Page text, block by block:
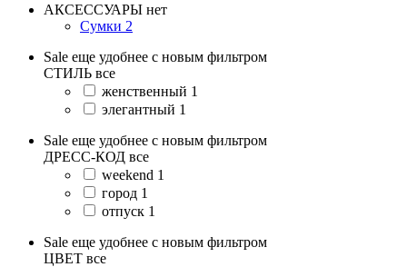
АКСЕССУАРЫ нет
Сумки 2
Sale еще удобнее с новым фильтром
СТИЛЬ все
женственный 1
элегантный 1
Sale еще удобнее с новым фильтром
ДРЕСС-КОД все
weekend 1
город 1
отпуск 1
Sale еще удобнее с новым фильтром
ЦВЕТ все